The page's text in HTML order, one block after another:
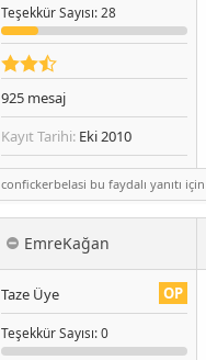
TeşekkürSayısı: 28
925 mesaj
Kayıt Tarihi: Eki 2010
confickerbelasi bu faydalı yanıtı
EmreKağan
OP
Taze Üye
TeşekkürSayısı: 0